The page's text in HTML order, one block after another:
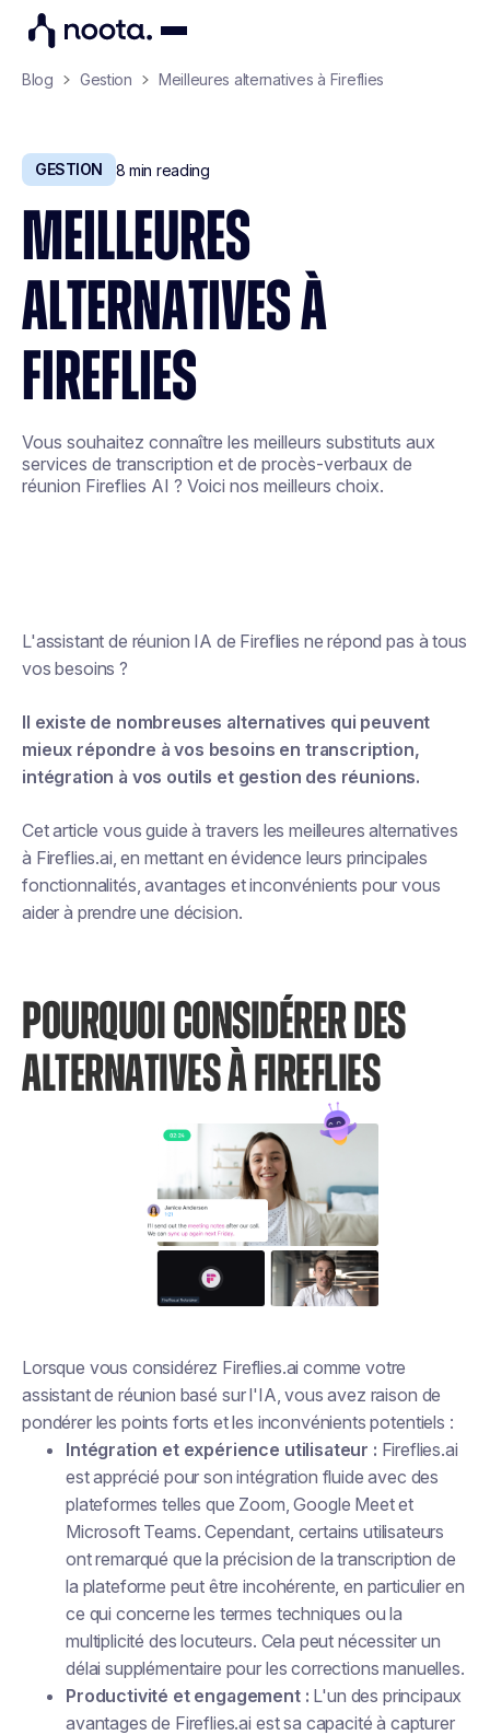
Blog Gestion Meilleures alternatives à Fireflies
GESTION 8 min reading
MEILLEURES
ALTERNATIVES À
FIREFLIES
Vous souhaitez connaître les meilleurs substituts aux
services de transcription et de procès-verbaux de
réunion Fireflies AI ? Voici nos meilleurs choix.
L'assistant de réunion IA de Fireflies ne répond pas à tous
vos besoins ?
Il existe de nombreuses alternatives qui peuvent
mieux répondre à vos besoins en transcription,
intégration à vos outils et gestion des réunions.
Cet article vous guide à travers les meilleures alternatives
à Fireflies.ai, en mettant en évidence leurs principales
fonctionnalités, avantages et inconvénients pour vous
aider à prendre une décision.
POURQUOI CONSIDÉRER DES
ALTERNATIVES À FIREFLIES
Lorsque vous considérez Fireflies.ai comme votre
assistant de réunion basé sur l'IA, vous avez raison de
pondérer les points forts et les inconvénients potentiels :
Intégration et expérience utilisateur : Fireflies.ai
est apprécié pour son intégration fluide avec des
plateformes telles que Zoom, Google Meet et
Microsoft Teams. Cependant, certains utilisateurs
ont remarqué que la précision de la transcription de
la plateforme peut être incohérente, en particulier en
ce qui concerne les termes techniques ou la
multiplicité des locuteurs. Cela peut nécessiter un
délai supplémentaire pour les corrections manuelles.
Productivité et engagement : L'un des principaux
avantages de Fireflies.ai est sa capacité à capturer